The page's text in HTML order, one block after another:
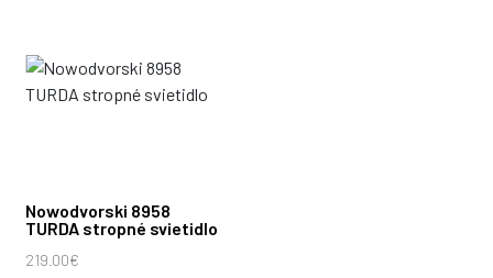
Nowodvorski 8958
TURDA stropné svietidlo
219.00€